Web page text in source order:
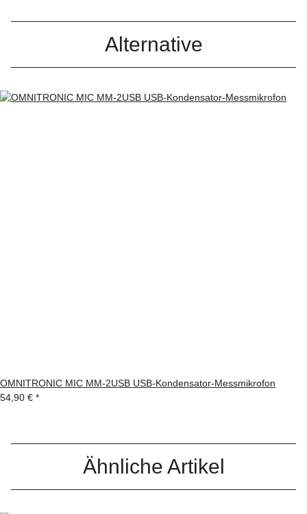
Alternative
OMNITRONIC MIC MM-2USB USB-Kondensator-Messmikrofon
54,90 € *
Ähnliche Artikel